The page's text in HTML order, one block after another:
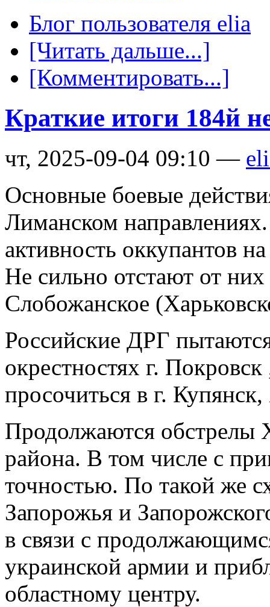
Блог пользователя elia
[Читать дальше...]
[Комментировать...]
Краткие итоги 184й
чт, 2025-09-04 09:10 —
Основные боевые
Лиманском
активность оккупантов
Не сильно отстают от
Слобожанское
Российские ДРГ
окрестностях г.
просочиться в г.
Продолжаются обстрелы
района. В том числе с
точностью. По такой же
Запорожья и
в связи с
украинской армии и
областному центру.